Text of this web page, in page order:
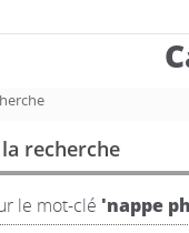
recherche
le mot-clé 'nappe